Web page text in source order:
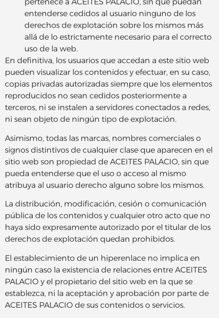
pertenece a ACEITES PALACIO, sin que puedan
entenderse cedidos al usuario ninguno de los
derechos de explotación sobre los mismos más
allá de lo estrictamente necesario para el correcto
uso de la web.
En definitiva, los usuarios que accedan a este sitio web
pueden visualizar los contenidos y efectuar, en su caso,
copias privadas autorizadas siempre que los elementos
reproducidos no sean cedidos posteriormente a
terceros, ni se instalen a servidores conectados a redes,
ni sean objeto de ningún tipo de explotación.
Asimismo, todas las marcas, nombres comerciales o
signos distintivos de cualquier clase que aparecen en el
sitio web son propiedad de ACEITES PALACIO, sin que
pueda entenderse que el uso o acceso al mismo
atribuya al usuario derecho alguno sobre los mismos.
La distribución, modificación, cesión o comunicación
pública de los contenidos y cualquier otro acto que no
haya sido expresamente autorizado por el titular de los
derechos de explotación quedan prohibidos.
El establecimiento de un hiperenlace no implica en
ningún caso la existencia de relaciones entre ACEITES
PALACIO y el propietario del sitio web en la que se
establezca, ni la aceptación y aprobación por parte de
ACEITES PALACIO de sus contenidos o servicios.